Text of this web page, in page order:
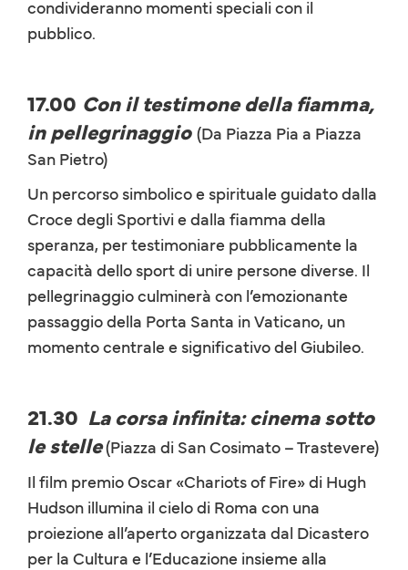
condivideranno momenti speciali con il
pubblico.
17.00 Con il testimone della fiamma,
in pellegrinaggio (Da Piazza Pia a Piazza
San Pietro)
Un percorso simbolico e spirituale guidato dalla
Croce degli Sportivi e dalla fiamma della
speranza, per testimoniare pubblicamente la
capacità dello sport di unire persone diverse. Il
pellegrinaggio culminerà con l’emozionante
passaggio della Porta Santa in Vaticano, un
momento centrale e significativo del Giubileo.
21.30 La corsa infinita: cinema sotto
le stelle(Piazza di San Cosimato – Trastevere)
Il film premio Oscar «Chariots of Fire» di Hugh
Hudson illumina il cielo di Roma con una
proiezione all’aperto organizzata dal Dicastero
per la Cultura e l’Educazione insieme alla